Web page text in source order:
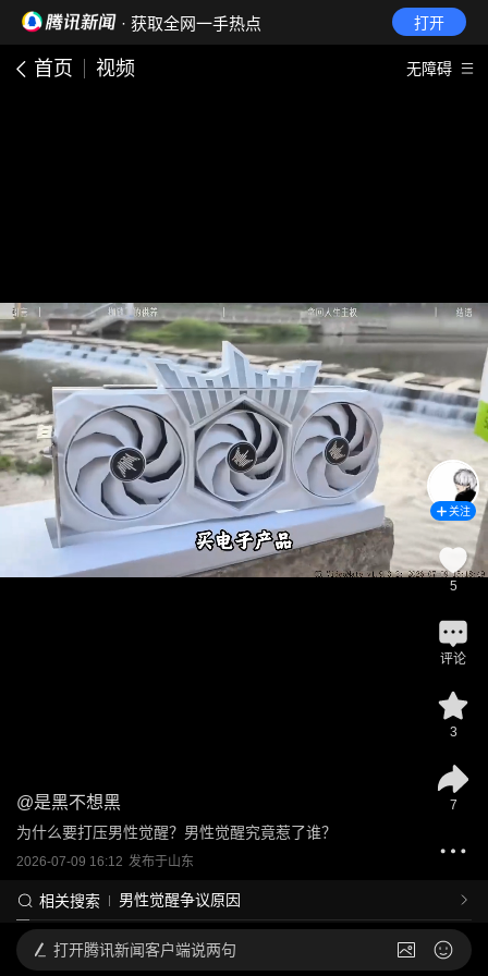
· 获取全网一手热点 打开
首页 视频 无障碍
@是黑不想黑
为什么要打压男性觉醒？男性觉醒究竟惹了谁？
2026-07-09 16:12 发布于山东
相关搜索 男性觉醒争议原因
关注
5
评论
3
7
打开腾讯新闻客户端说两句